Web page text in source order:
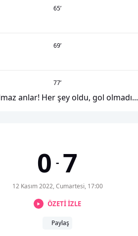
65’
69’
77’
anlar! Her şey oldu, gol olmadı...
0 - 7
12 Kasım 2022, Cumartesi, 17:00
ÖZETİ İZLE
Paylaş